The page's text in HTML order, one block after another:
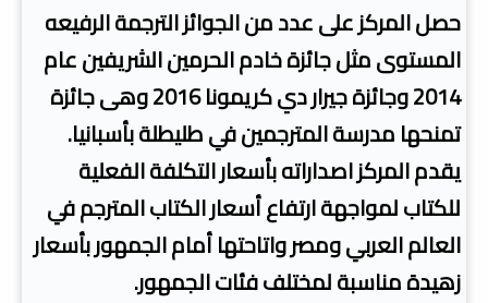
حصل المركز على عدد من الجوائز الترجمة الرفيعه
المستوى مثل جائزة خادم الحرمين الشريفين عام
2014 وجائزة جيرار دي كريمونا 2016 وهى جائزة
تمنحها مدرسة المترجمين في طليطلة بأسبانيا.
يقدم المركز اصداراته بأسعار التكلفة الفعلية
للكتاب لمواجهة ارتفاع أسعار الكتاب المترجم في
العالم العربي ومصر واتاحتها أمام الجمهور بأسعار
زهيدة مناسبة لمختلف فئات الجمهور.